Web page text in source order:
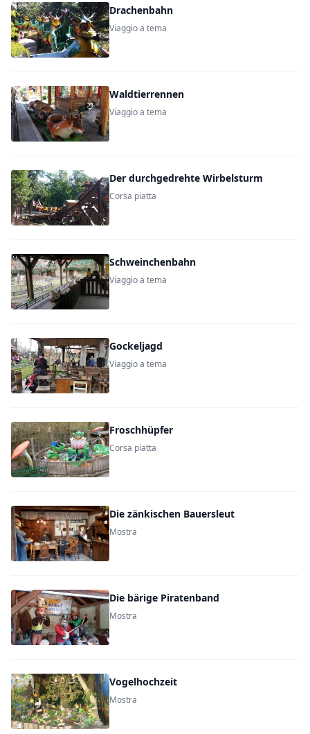
Drachenbahn
Viaggio a tema
Waldtierrennen
Viaggio a tema
Der durchgedrehte Wirbelsturm
Corsa piatta
Schweinchenbahn
Viaggio a tema
Gockeljagd
Viaggio a tema
Froschhüpfer
Corsa piatta
Die zänkischen Bauersleut
Mostra
Die bärige Piratenband
Mostra
Vogelhochzeit
Mostra